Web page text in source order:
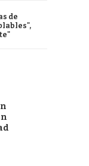
de